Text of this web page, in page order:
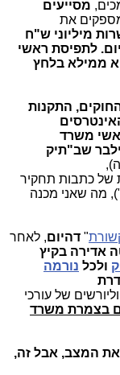
מסייעים
את
מיליוני ש"ח
לתפיסת ראשי
ממילא בלחץ
התקנות
משרד
שב"תיק
של כתבות תחקיר
מה שאני מכנה
" דהיום, לאחר
אדירה בקיץ
ולכל נורמה
של עורכי
בצמרת משרד
המצב, אבל זה,